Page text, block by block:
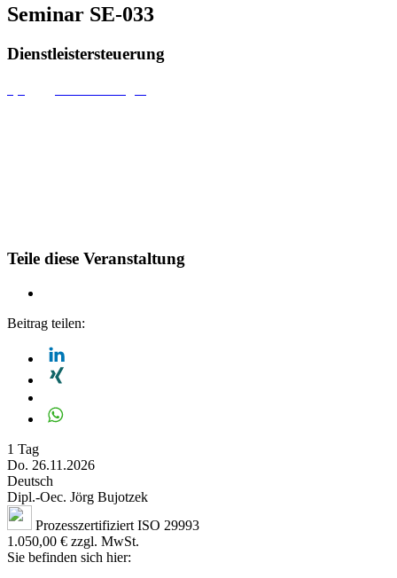
Seminar SE-033
Dienstleistersteuerung
Teile diese Veranstaltung
Beitrag teilen:
1 Tag
Do. 26.11.2026
Deutsch
Dipl.-Oec. Jörg Bujotzek
Prozesszertifiziert ISO 29993
1.050,00 € zzgl. MwSt.
Sie befinden sich hier: